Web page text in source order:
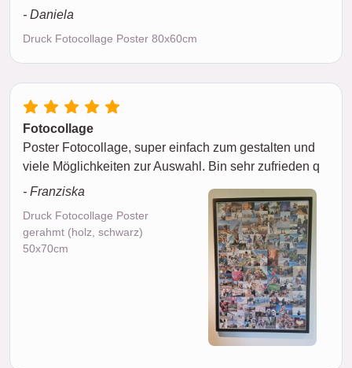
- Daniela
Druck Fotocollage Poster 80x60cm
Fotocollage
Poster Fotocollage, super einfach zum gestalten und
viele Möglichkeiten zur Auswahl. Bin sehr zufrieden q
- Franziska
Druck Fotocollage Poster
gerahmt (holz, schwarz)
50x70cm